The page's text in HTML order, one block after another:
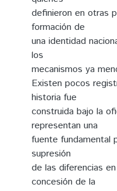
definieron en otras
formación de
una identidad
los
mecanismos ya
Existen pocos
historia fue
construida bajo la
representan una
fuente fundamental
supresión
de las diferencias
concesión de la